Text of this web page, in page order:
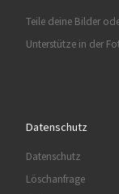
Teile deine Bilder
Unterstütze in der
Datenschutz
Datenschutz
Löschanfrage